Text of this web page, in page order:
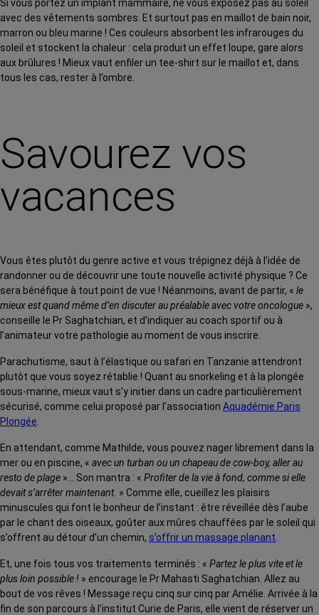
Si vous portez un implant mammaire, ne vous exposez pas au soleil
avec des vêtements sombres. Et surtout pas en maillot de bain noir,
marron ou bleu marine ! Ces couleurs absorbent les infrarouges du
soleil et stockent la chaleur : cela produit un effet loupe, gare alors
aux brûlures ! Mieux vaut enfiler un tee-shirt sur le maillot et, dans
tous les cas, rester à l’ombre.
Savourez vos
vacances
Vous êtes plutôt du genre active et vous trépignez déjà à l’idée de
randonner ou de découvrir une toute nouvelle activité physique ? Ce
sera bénéfique à tout point de vue ! Néanmoins, avant de partir, « le
mieux est quand même d’en discuter au préalable avec votre oncologue »,
conseille le Pr Saghatchian, et d’indiquer au coach sportif ou à
l’animateur votre pathologie au moment de vous inscrire.
Parachutisme, saut à l’élastique ou safari en Tanzanie attendront
plutôt que vous soyez rétablie ! Quant au snorkeling et à la plongée
sous-marine, mieux vaut s’y initier dans un cadre particulièrement
sécurisé, comme celui proposé par l’association Aquadémie Paris
Plongée
En attendant, comme Mathilde, vous pouvez nager librement dans la
mer ou en piscine, « avec un turban ou un chapeau de cow-boy, aller au
resto de plage »… Son mantra : « Profiter de la vie à fond, comme si elle
devait s’arrêter maintenant. » Comme elle, cueillez les plaisirs
minuscules qui font le bonheur de l’instant : être réveillée dès l’aube
par le chant des oiseaux, goûter aux mûres chauffées par le soleil qui
s’offrent au détour d’un chemin, s’offrir un massage planant
Et, une fois tous vos traitements terminés : « Partez le plus vite et le
plus loin possible ! » encourage le Pr Mahasti Saghatchian. Allez au
bout de vos rêves ! Message reçu cinq sur cinq par Amélie. Arrivée à la
fin de son parcours à l’institut Curie de Paris, elle vient de réserver un